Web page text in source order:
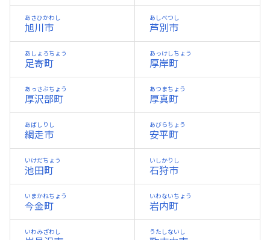
旭川市
あさひかわし
芦別市
あしべつし
足寄町
あしょろちょう
厚岸町
あっけしちょう
厚沢部町
あっさぶちょう
厚真町
あつまちょう
網走市
あばしりし
安平町
あびらちょう
池田町
いけだちょう
石狩市
いしかりし
今金町
いまかねちょう
岩内町
いわないちょう
いわみざわし うたしないし